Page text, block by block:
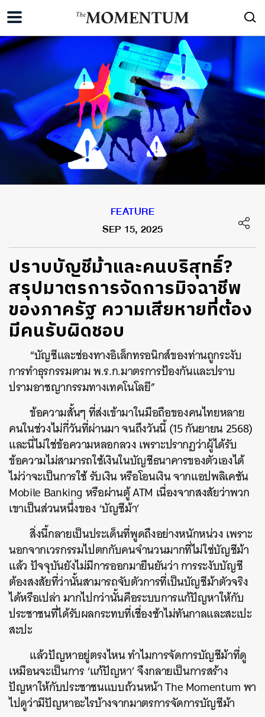
FEATURE
SEP 15, 2025
ปราบบัญชีม้าและคนบริสุทธิ์?
สรุปมาตรการจัดการมิจฉาชีพ
ของภาครัฐ ความเสียหายที่ต้อง
มีคนรับผิดชอบ
“บัญชีและช่องทางอิเล็กทรอนิกส์ของท่านถูกระงับ
การทำธุรกรรมตาม พ.ร.ก.มาตรการป้องกันและปราบ
ปรามอาชญากรรมทางเทคโนโลยี”
ข้อความสั้นๆ ที่ส่งเข้ามาในมือถือของคนไทยหลาย
คนในช่วงไม่กี่วันที่ผ่านมา จนถึงวันนี้ (15 กันยายน 2568)
และนี่ไม่ใช่ข้อความหลอกลวง เพราะปรากฏว่าผู้ได้รับ
ข้อความไม่สามารถใช้เงินในบัญชีธนาคารของตัวเองได้
ไม่ว่าจะเป็นการใช้ รับเงิน หรือโอนเงิน จากแอปพลิเคชัน
Mobile Banking หรือผ่านตู้ ATM เนื่องจากสงสัยว่าพวก
เขาเป็นส่วนหนึ่งของ ‘บัญชีม้า’
สิ่งนี้กลายเป็นประเด็นที่พูดถึงอย่างหนักหน่วง เพราะ
นอกจากเวรกรรมไปตกกับคนจำนวนมากที่ไม่ใช่บัญชีม้า
แล้ว ปัจจุบันยังไม่มีการออกมายืนยันว่า การระงับบัญชี
ต้องสงสัยที่ว่านั้นสามารถจับตัวการที่เป็นบัญชีม้าตัวจริง
ได้หรือเปล่า มากไปกว่านั้นคือระบบการแก้ปัญหาให้กับ
ประชาชนที่ได้รับผลกระทบที่เชื่องช้าไม่ทันกาลและสะเปะ
สะปะ
แล้วปัญหาอยู่ตรงไหน ทำไมการจัดการบัญชีม้าที่ดู
เหมือนจะเป็นการ ‘แก้ปัญหา’ จึงกลายเป็นการสร้าง
ปัญหาให้กับประชาชนแบบถ้วนหน้า The Momentum พา
ไปดูว่ามีปัญหาอะไรบ้างจากมาตรการจัดการบัญชีม้า